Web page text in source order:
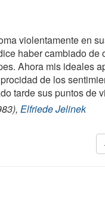
violentamente en
haber cambiado de
Ahora mis ideales
de los
tarde sus puntos de
Elfriede Jelinek